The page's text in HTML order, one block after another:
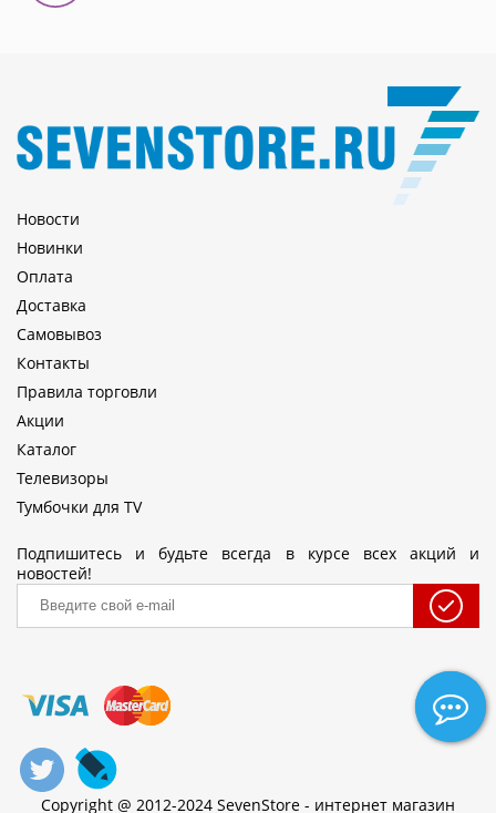
Новости
Новинки
Оплата
Доставка
Самовывоз
Контакты
Правила торговли
Акции
Каталог
Телевизоры
Тумбочки для TV
Подпишитесь и будьте всегда в курсе всех акций и
новостей!
Copyright @ 2012-2024 SevenStore - интернет магазин